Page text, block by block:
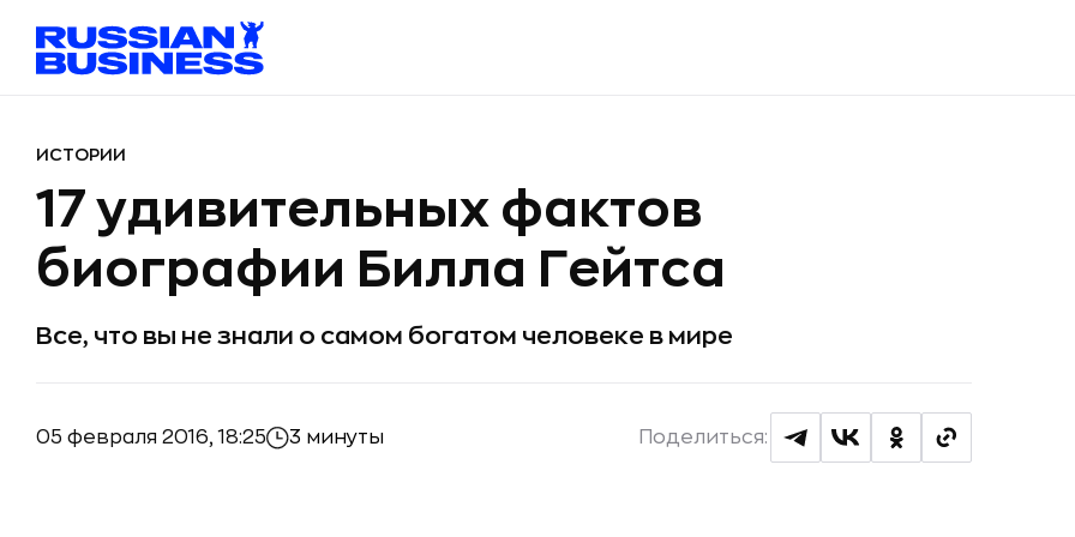
ИСТОРИИ
17 удивительных фактов
биографии Билла Гейтса
Все, что вы не знали о самом богатом человеке в мире
05 февраля 2016, 18:25 3 минуты Поделиться: